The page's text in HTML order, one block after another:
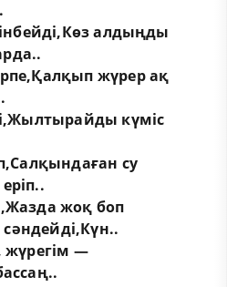
алдыңды
жүрер ақ
күміс
су
жоқ боп
жүрегім —